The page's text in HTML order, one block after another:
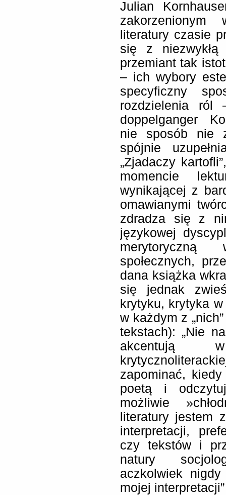
Julian
literatury czasie
się z
przemiant tak
– ich wybory
specyficzny
rozdzielenia ról
doppelganger
nie sposób nie
spójnie
„Zjadaczy
momencie
wynikającej z
omawianymi
zdradza się z
językowej
merytoryczną
społecznych,
dana książka
się jednak
krytyku, krytyka
w każdym z
tekstach): „Nie
akcentują
zapominać,
poetą i
możliwie
literatury jestem
interpretacji,
czy tekstów i
natury
aczkolwiek
mojej